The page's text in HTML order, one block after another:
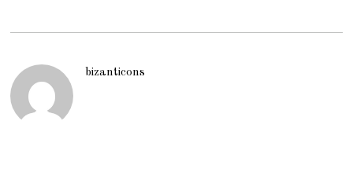
bizanticons